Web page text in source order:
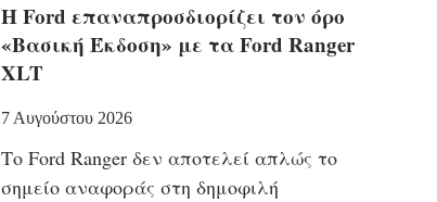
Η Ford επαναπροσδιορίζει τον όρο
«Βασική Έκδοση» με τα Ford Ranger
XLT
7 Αυγούστου 2026
Το Ford Ranger δεν αποτελεί απλώς το
σημείο αναφοράς στη δημοφιλή